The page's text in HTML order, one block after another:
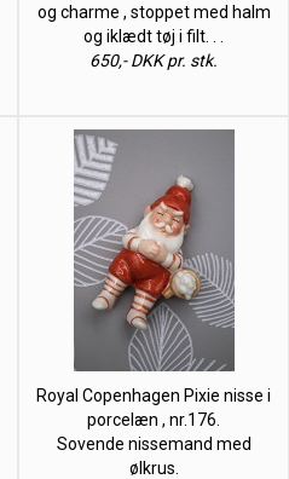
og charme , stoppet med halm
og iklædt tøj i filt. . .
650,- DKK pr. stk.
Royal Copenhagen Pixie nisse i
porcelæn , nr.176.
Sovende nissemand med
ølkrus.